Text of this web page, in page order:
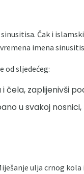
Čak i
imena
od sljedećeg:
zaplijenivši
u svakoj
ulja crnog